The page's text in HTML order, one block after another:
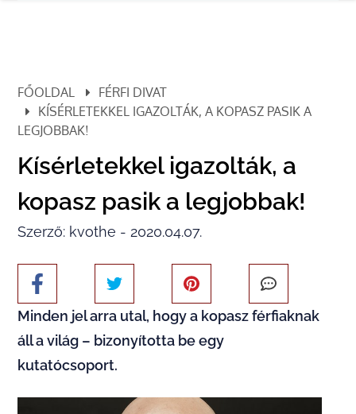
FŐOLDAL
FÉRFI DIVAT
KÍSÉRLETEKKEL IGAZOLTÁK, A KOPASZ PASIK A
LEGJOBBAK!
Kísérletekkel igazolták, a
kopasz pasik a legjobbak!
Szerző: kvothe - 2020.04.07.
Minden jel arra utal, hogy a kopasz férfiaknak
áll a világ – bizonyította be egy
kutatócsoport.